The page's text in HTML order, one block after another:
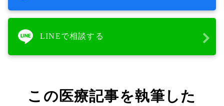
LINEで相談する
この医療記事を執筆した